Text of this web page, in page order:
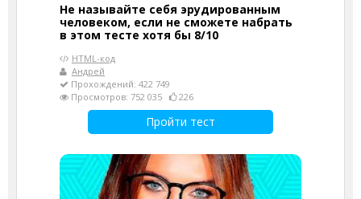
Не называйте себя эрудированным
человеком, если не сможете набрать
в этом тесте хотя бы 8/10
HTML-код
Андрей
Прохождений: 422 749
Просмотров: 752 035
226
Пройти тест